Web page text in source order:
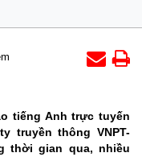
tiếng Anh trực tuyến
truyền thông VNPT-
thời gian qua, nhiều